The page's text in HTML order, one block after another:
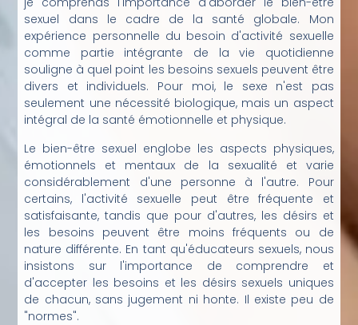
sexuel dans le cadre de la santé globale. Mon
expérience personnelle du besoin d'activité sexuelle
comme partie intégrante de la vie quotidienne
souligne à quel point les besoins sexuels peuvent être
divers et individuels. Pour moi, le sexe n'est pas
seulement une nécessité biologique, mais un aspect
intégral de la santé émotionnelle et physique.
Le bien-être sexuel englobe les aspects physiques,
émotionnels et mentaux de la sexualité et varie
considérablement d'une personne à l'autre. Pour
certains, l'activité sexuelle peut être fréquente et
satisfaisante, tandis que pour d'autres, les désirs et
les besoins peuvent être moins fréquents ou de
nature différente. En tant qu'éducateurs sexuels, nous
insistons sur l'importance de comprendre et
d'accepter les besoins et les désirs sexuels uniques
de chacun, sans jugement ni honte. Il existe peu de
"normes".